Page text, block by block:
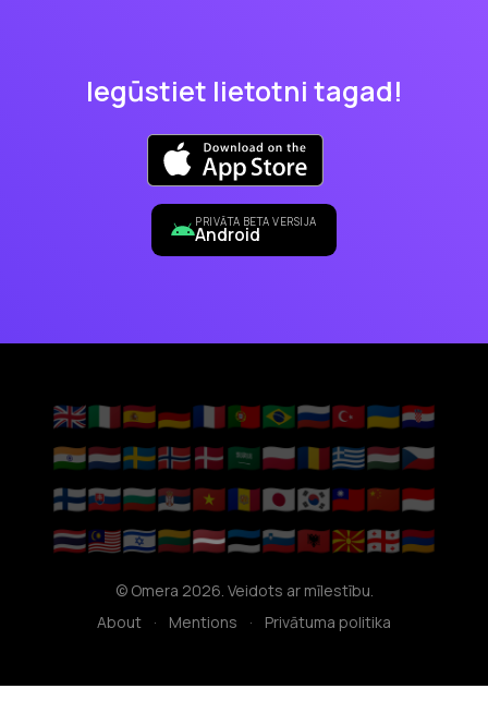
Iegūstiet lietotni tagad!
PRIVĀTA BETA VERSIJA
Android
🇬🇧🇮🇹🇪🇸🇩🇪🇫🇷🇵🇹🇧🇷🇷🇺🇹🇷🇺🇦🇭🇷
🇮🇳🇳🇱🇸🇪🇳🇴🇩🇰🇸🇦🇵🇱🇷🇴🇬🇷🇭🇺🇨🇿
🇫🇮🇸🇰🇧🇬🇷🇸🇻🇳🇦🇩🇯🇵🇰🇷🇹🇼🇨🇳🇮🇩
🇹🇭🇲🇾🇮🇱🇱🇹🇱🇻🇪🇪🇸🇮🇦🇱🇲🇰🇬🇪🇦🇲
© Omera 2026. Veidots ar mīlestību.
About
· Mentions · Privātuma politika